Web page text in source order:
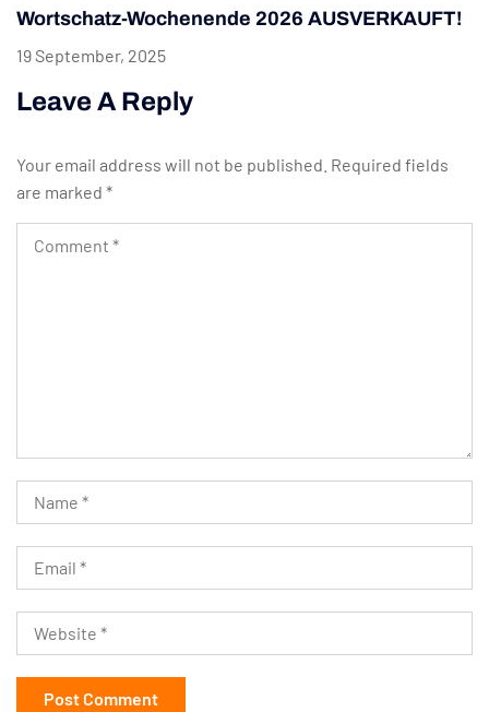
Wortschatz-Wochenende 2026 AUSVERKAUFT!
19 September, 2025
Leave A Reply
Your email address will not be published. Required fields
are marked *